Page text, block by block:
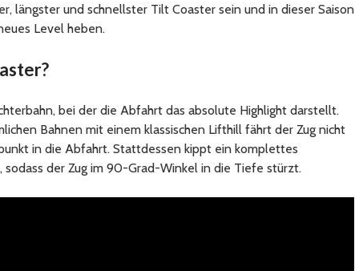
längster und schnellster Tilt Coaster sein und in dieser Saison
Level heben.
bei der die Abfahrt das absolute Highlight darstellt.
Bahnen mit einem klassischen Lifthill fährt der Zug nicht
in die Abfahrt. Stattdessen kippt ein komplettes
sodass der Zug im 90-Grad-Winkel in die Tiefe stürzt.